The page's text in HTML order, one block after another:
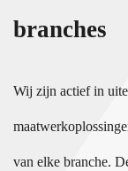
branches
Wij zijn actief in
van elke branche.